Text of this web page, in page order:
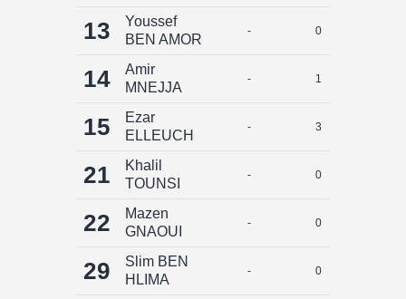
13
Youssef
BEN AMOR
- 0
14
Amir
MNEJJA
- 1
15
Ezar
ELLEUCH
- 3
21
Khalil
TOUNSI
- 0
22
Mazen
GNAOUI
- 0
29
Slim BEN
HLIMA
- 0